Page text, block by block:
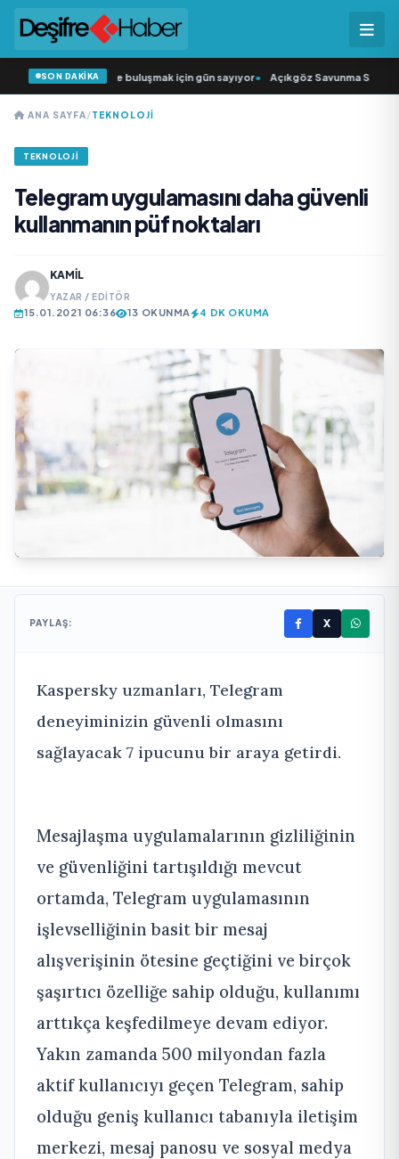
SON DAKİKA
seyircisiyle buluşmak için gün sayıyor• Açıkgöz Savunma Sanayi
ANA SAYFA/TEKNOLOJI
TEKNOLOJI
Telegram uygulamasını daha güvenli
kullanmanın püf noktaları
KAMIL
YAZAR / EDITÖR
15.01.2021 06:36 13 OKUNMA 4 DK OKUMA
PAYLAŞ: X
Kaspersky uzmanları, Telegram
deneyiminizin güvenli olmasını
sağlayacak 7 ipucunu bir araya getirdi.
Mesajlaşma uygulamalarının gizliliğinin
ve güvenliğini tartışıldığı mevcut
ortamda, Telegram uygulamasının
işlevselliğinin basit bir mesaj
alışverişinin ötesine geçtiğini ve birçok
şaşırtıcı özelliğe sahip olduğu, kullanımı
arttıkça keşfedilmeye devam ediyor.
Yakın zamanda 500 milyondan fazla
aktif kullanıcıyı geçen Telegram, sahip
olduğu geniş kullanıcı tabanıyla iletişim
merkezi, mesaj panosu ve sosyal medya